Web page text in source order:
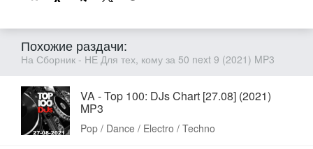
Похожие раздачи:
На Сборник - НЕ Для тех, кому за 50 next 9 (2021) MP3
VA - Top 100: DJs Chart [27.08] (2021)
MP3
Pop / Dance / Electro / Techno